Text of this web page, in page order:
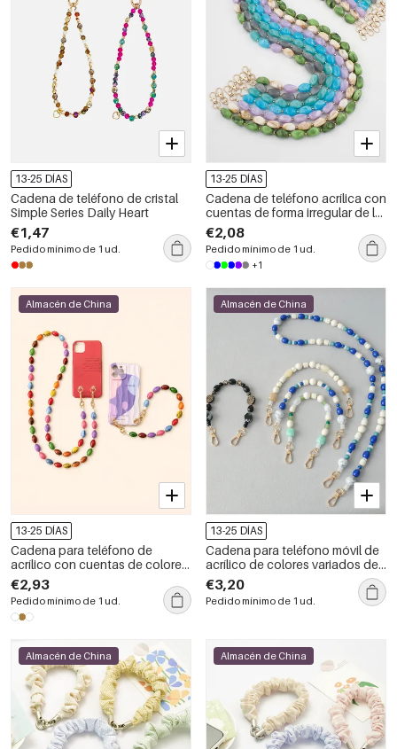
13-25 DÍAS
Cadena de teléfono de cristal
Simple Series Daily Heart
€1,47
Pedido mínimo de 1 ud.
13-25 DÍAS
Cadena de teléfono acrílica con
cuentas de forma irregular de la
serie Simple Daily
€2,08
Pedido mínimo de 1 ud.
+1
Almacén de China
13-25 DÍAS
Cadena para teléfono de
acrílico con cuentas de colores
variados de la serie Simple
Casual Beads
€2,93
Pedido mínimo de 1 ud.
Almacén de China
13-25 DÍAS
Cadena para teléfono móvil de
acrílico de colores variados de
la serie Simple Daily Oceanic
Style Beads
€3,20
Pedido mínimo de 1 ud.
Almacén de China Almacén de China